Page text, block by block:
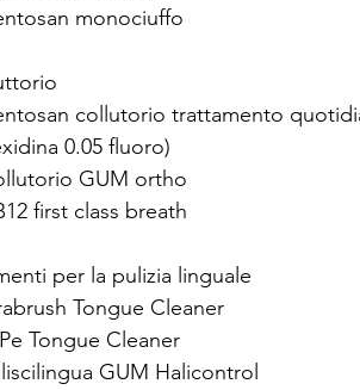
monociuffo
collutorio trattamento
0.05 fluoro)
GUM ortho
first class breath
per la pulizia linguale
Tongue Cleaner
Tongue Cleaner
GUM Halicontrol